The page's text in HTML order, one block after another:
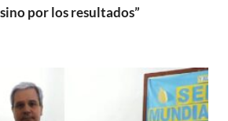
por los resultados”